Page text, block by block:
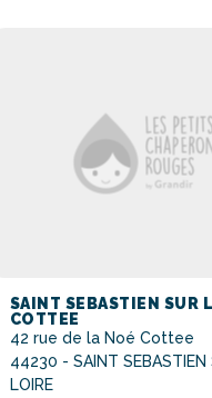
SAINT SEBASTIEN SUR
COTTEE
42 rue de la Noé Cottee
44230 - SAINT SEBASTIEN
LOIRE